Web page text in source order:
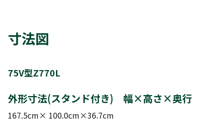
寸法図
75V型Z770L
外形寸法(スタンド付き) 幅×高さ×奥行
167.5cm× 100.0cm×36.7cm